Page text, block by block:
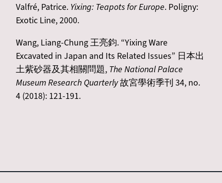
Valfré, Patrice. Yixing: Teapots for Europe. Poligny:
Exotic Line, 2000.
Wang, Liang-Chung 王亮鈞. “Yixing Ware
Excavated in Japan and Its Related Issues” 日本出
土紫砂器及其相關問題, The National Palace
Museum Research Quarterly故宮學術季刊 34, no.
4 (2018): 121-191.